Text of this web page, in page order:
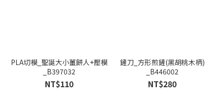
PLA切模_聖誕大小薑餅人+壓模
_B397032
NT$110
鏟刀_方形煎鏟(黑胡桃木柄)
_B446002
NT$280